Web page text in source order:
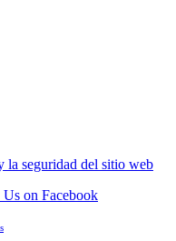
la seguridad del sitio web
on Facebook